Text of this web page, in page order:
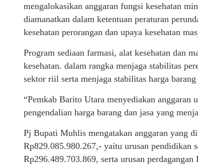
mengalokasikan anggaran fungsi kesehatan
diamanatkan dalam ketentuan peraturan
kesehatan perorangan dan upaya kesehatan
Program sediaan farmasi, alat kesehatan dan
kesehatan. dalam rangka menjaga stabilitas
sektor riil serta menjaga stabilitas harga
“Pemkab Barito Utara menyediakan
pengendalian harga barang dan jasa yang
Pj Bupati Muhlis mengatakan anggaran yang
Rp829.085.980.267,- yaitu urusan pendidikan
Rp296.489.703.869, serta urusan